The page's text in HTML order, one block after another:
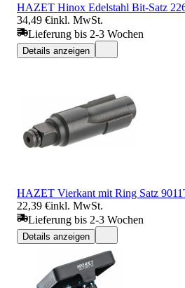
HAZET Hinox Edelstahl Bit-Satz
34,49 €inkl. MwSt.
Lieferung bis 2-3 Wochen
Details anzeigen
HAZET Vierkant mit Ring Satz
22,39 €inkl. MwSt.
Lieferung bis 2-3 Wochen
Details anzeigen